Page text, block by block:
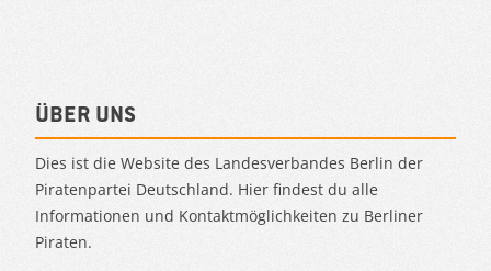
Über uns
Dies ist die Website des Landesverbandes Berlin der
Piratenpartei Deutschland. Hier findest du alle
Informationen und Kontaktmöglichkeiten zu Berliner
Piraten.